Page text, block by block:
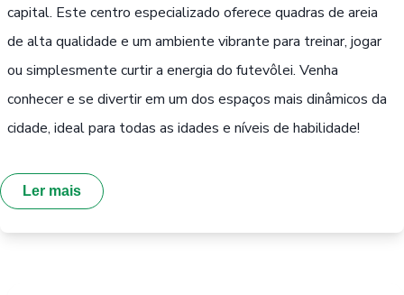
capital. Este centro especializado oferece quadras de areia
de alta qualidade e um ambiente vibrante para treinar, jogar
ou simplesmente curtir a energia do futevôlei. Venha
conhecer e se divertir em um dos espaços mais dinâmicos da
cidade, ideal para todas as idades e níveis de habilidade!
Ler mais